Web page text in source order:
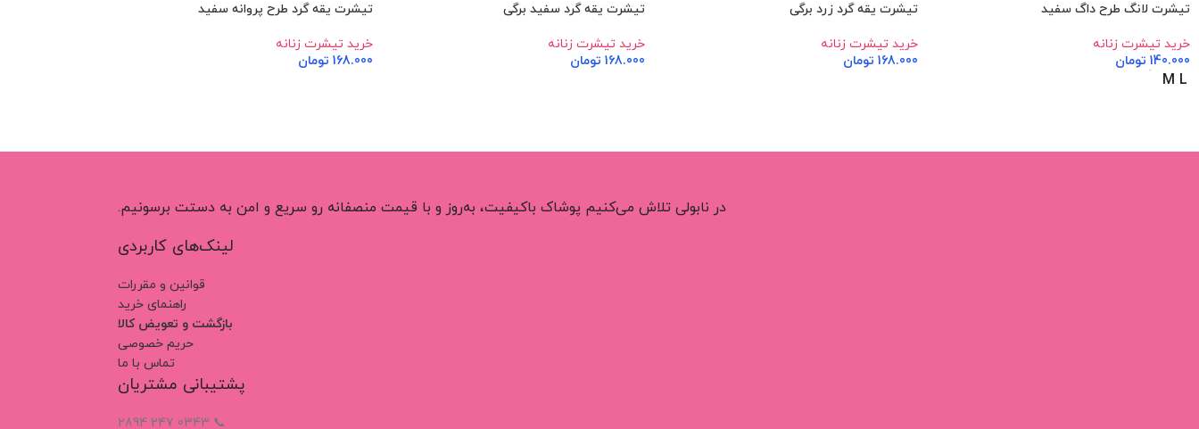
تیشرت لانگ طرح داگ سفید
خرید تیشرت زنانه
140.000 تومان
انتخاب گزینه هاL
M
تیشرت یقه گرد زرد برگی
خرید تیشرت زنانه
168.000 تومان
تیشرت یقه گرد سفید برگی
خرید تیشرت زنانه
168.000 تومان
تیشرت یقه گرد طرح پروانه سفید
خرید تیشرت زنانه
168.000 تومان
در نابولی تلاش می‌کنیم پوشاک باکیفیت، به‌روز و با قیمت منصفانه رو سریع و امن به دستت برسونیم.
لینک‌های کاربردی
قوانین و مقررات
راهنمای خرید
بازگشت و تعویض کالا
حریم خصوصی
تماس با ما
پشتیبانی مشتریان
📞 0343 247 2894